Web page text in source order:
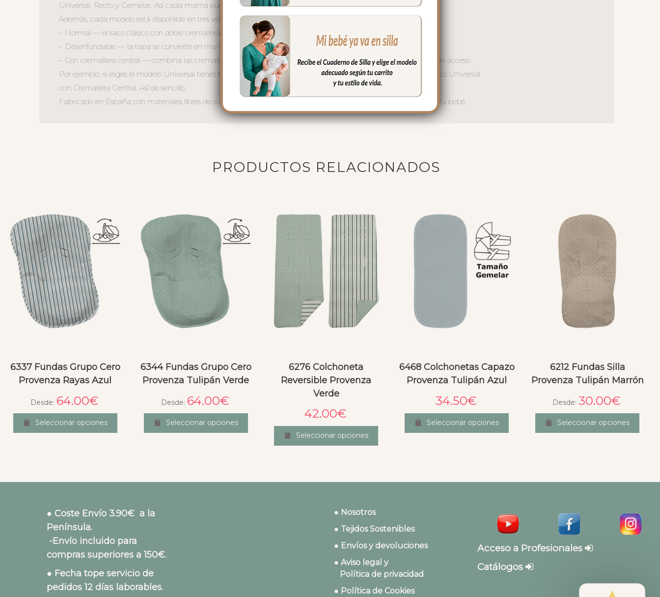
Universal, Recto y Gemelar. Así cada mama puede elegir el que mejor se adapte a su silla.
Además, cada modelo está disponible en tres versiones:
– Normal — el saco clásico con doble cremallera lateral
– Desenfundable — la tapa se convierte en mantita independiente para usar cuando quieras
– Con cremallera central — combina las cremalleras laterales con una cremallera central para mayor comodidad de acceso
Por ejemplo, si eliges el modelo Universal tienes tres opciones: Saco Universal, Saco Universal Desenfundable o Saco Universal
con Cremallera Central. Así de sencillo.
Fabricado en España con materiales libres de sustancias nocivas. El encanto del sur de Francia para los paseos de tu bebé.
PRODUCTOS RELACIONADOS
6337 Fundas Grupo Cero
Provenza Rayas Azul
Desde: 64.00€
Seleccionar opciones
6344 Fundas Grupo Cero
Provenza Tulipán Verde
Desde: 64.00€
Seleccionar opciones
6276 Colchoneta
Reversible Provenza
Verde
42.00€
Seleccionar opciones
6468 Colchonetas Capazo
Provenza Tulipán Azul
34.50€
Seleccionar opciones
6212 Fundas Silla
Provenza Tulipán Marrón
Desde:30.00€
Seleccionar opciones
● Coste Envío 3.90€ a la
Península.
-Envío incluido para
compras superiores a 150€.
● Fecha tope servicio de
pedidos 12 días laborables.
● Nosotros
● Tejidos Sostenibles
● Envíos y devoluciones
● Aviso legal y
Política de privacidad
● Política de Cookies
Acceso a Profesionales
Catálogos